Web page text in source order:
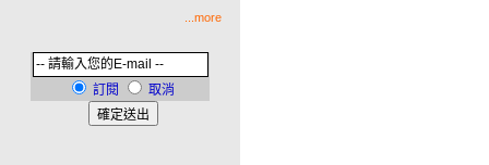
...more
訂閱 取消